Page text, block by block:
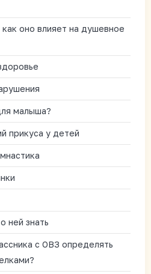
оно влияет на душевное
малыша?
прикуса у детей
ней знать
с ОВЗ определять